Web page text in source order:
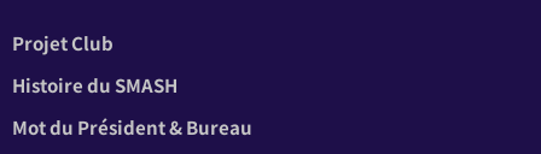
Projet Club
Histoire du SMASH
Mot du Président & Bureau